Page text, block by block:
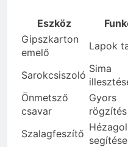
Eszköz
Gipszkarton
emelő
Lapok
Sarokcsiszoló
Sima
Önmetsző
csavar
Gyors
rögzítés
Szalagfeszítő
segítése